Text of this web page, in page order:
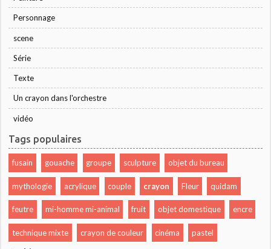
Personnage
scene
Série
Texte
Un crayon dans l'orchestre
vidéo
Tags populaires
fusain gouache groupe sculpture objet du bureau
mythologie acrylique couple crayon Fleur quidam
feutre mi-homme mi-animal fruit objet domestique encre
technique mixte crayon de couleur cinéma pastel